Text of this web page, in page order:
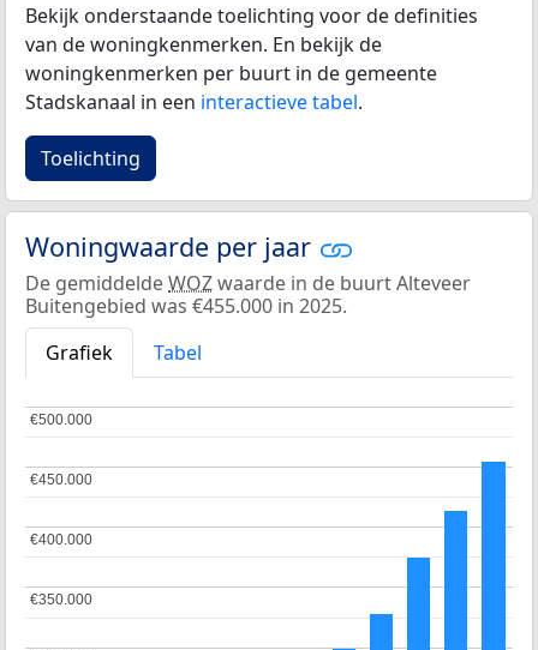
Bekijk onderstaande toelichting voor de definities
van de woningkenmerken. En bekijk de
woningkenmerken per buurt in de gemeente
Stadskanaal in een interactieve tabel.
Toelichting
Woningwaarde per jaar
De gemiddeldeWOZwaarde in de buurt Alteveer
Buitengebied was €455.000 in 2025.
Grafiek
Tabel
€350.000
€350.000
€400.000
€400.000
€450.000
€450.000
€500.000
€500.000